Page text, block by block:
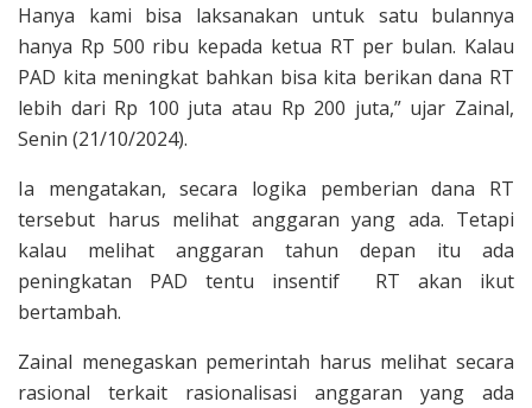
Hanya kami bisa laksanakan untuk satu bulannya
hanya Rp 500 ribu kepada ketua RT per bulan. Kalau
PAD kita meningkat bahkan bisa kita berikan dana RT
lebih dari Rp 100 juta atau Rp 200 juta,” ujar Zainal,
Senin (21/10/2024).
Ia mengatakan, secara logika pemberian dana RT
tersebut harus melihat anggaran yang ada. Tetapi
kalau melihat anggaran tahun depan itu ada
peningkatan PAD tentu insentif RT akan ikut
bertambah.
Zainal menegaskan pemerintah harus melihat secara
rasional terkait rasionalisasi anggaran yang ada